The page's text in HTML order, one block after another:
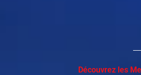
Découvrez les